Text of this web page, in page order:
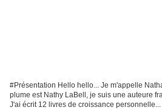
#Présentation Hello hello... Je m'appelle
plume est Nathy LaBell, je suis une auteure
J'ai écrit 12 livres de croissance